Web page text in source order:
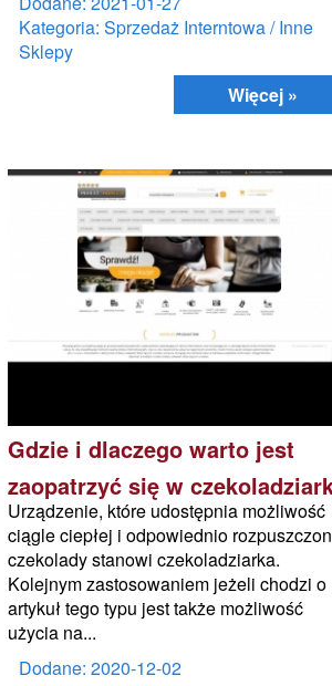
Kategoria: Sprzedaż Interntowa / Inne
Sklepy
Więcej »
Gdzie i dlaczego warto jest
zaopatrzyć się w
Urządzenie, które udostępnia możliwość
ciągle ciepłej i odpowiednio
czekolady stanowi czekoladziarka.
Kolejnym zastosowaniem jeżeli chodzi o
artykuł tego typu jest także możliwość
użycia na...
Dodane: 2020-12-02